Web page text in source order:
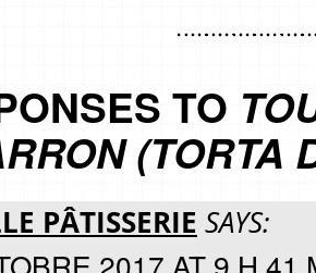
TO
(TORTA
PÂTISSERIE SAYS: